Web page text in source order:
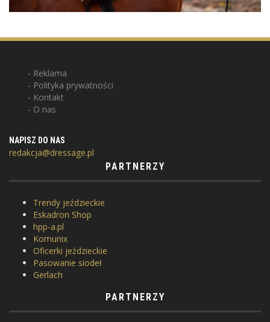
Reklama
Polityka prywatności
Kontakt
O nas
NAPISZ DO NAS
redakcja@dressage.pl
PARTNERZY
Trendy jeździeckie
Eskadron Shop
hpp-a.pl
Komunix
Oficerki jeździeckie
Pasowanie siodeł
Gerlach
PARTNERZY